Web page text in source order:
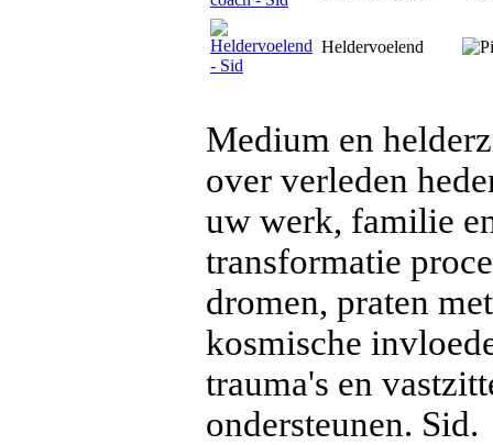
Heldervoelend
Medium en
over verleden
uw werk, familie
transformatie
dromen, praten
kosmische
trauma's en
ondersteunen. Sid.